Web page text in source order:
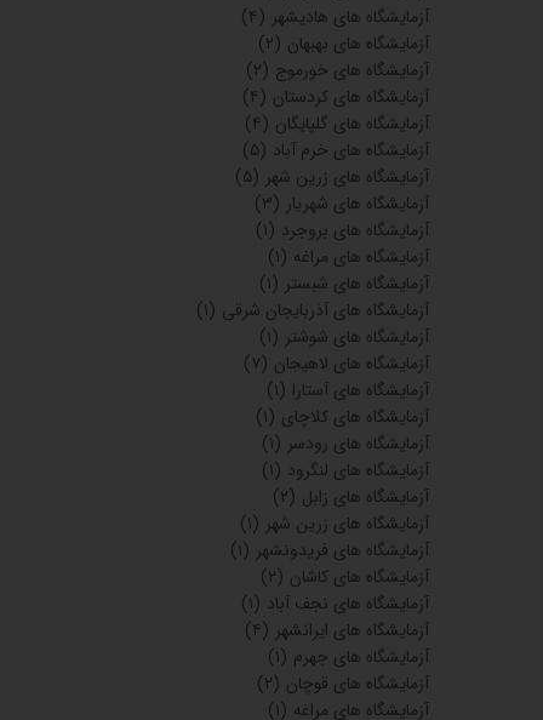
آزمایشگاه های هادیشهر (۴)
آزمایشگاه های بهبهان (۲)
آزمایشگاه های خورموج (۲)
آزمایشگاه های کردستان (۴)
آزمایشگاه های گلپایگان (۴)
آزمایشگاه های خرم آباد (۵)
آزمایشگاه های زرین شهر (۵)
آزمایشگاه های شهریار (۳)
آزمایشگاه های بروجرد (۱)
آزمایشگاه های مراغه (۱)
آزمایشگاه های شبستر (۱)
آزمایشگاه های آذربایجان شرقی (۱)
آزمایشگاه های شوشتر (۱)
آزمایشگاه های لاهیجان (۷)
آزمایشگاه های آستارا (۱)
آزمایشگاه های کلاچای (۱)
آزمایشگاه های رودسر (۱)
آزمایشگاه های لنگرود (۱)
آزمایشگاه های زابل (۲)
آزمایشگاه های زرین شهر (۱)
آزمایشگاه های فریدونشهر (۱)
آزمایشگاه های کاشان (۲)
آزمایشگاه های نجف آباد (۱)
آزمایشگاه های ایرانشهر (۴)
آزمایشگاه های جهرم (۱)
آزمایشگاه های قوچان (۲)
آزمایشگاه های مراغه (۱)